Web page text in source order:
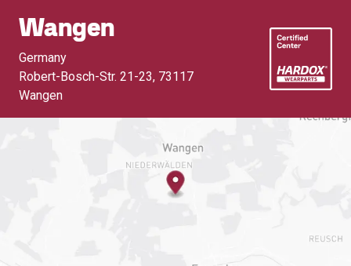
Wangen
Germany
Robert-Bosch-Str. 21-23, 73117
Wangen